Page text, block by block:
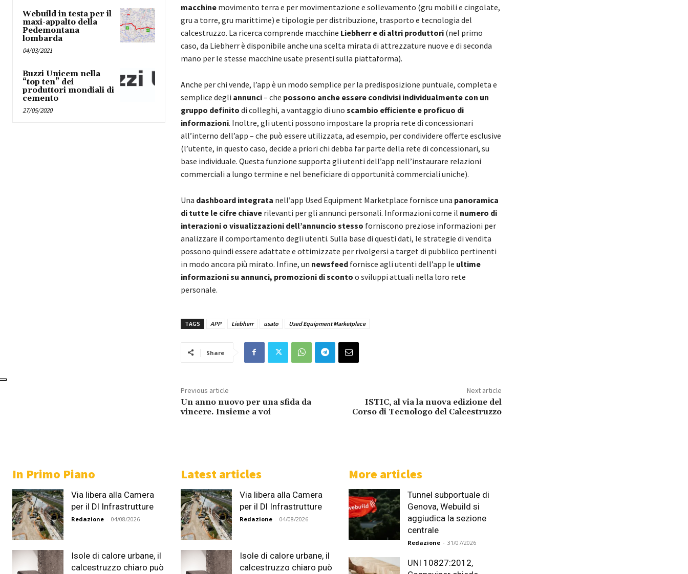
Webuild in testa per il
maxi-appalto della
Pedemontana
lombarda
04/03/2021
Buzzi Unicem nella
“top ten” dei
produttori mondiali di
cemento
27/05/2020
macchine movimento terra e per movimentazione e sollevamento (gru mobili e cingolate,
gru a torre, gru marittime) e tipologie per distribuzione, trasporto e tecnologia del
calcestruzzo. La ricerca comprende macchine Liebherr e di altri produttori(nel primo
caso, da Liebherr è disponibile anche una scelta mirata di attrezzature nuove e di seconda
mano per le stesse macchine usate presenti sulla piattaforma).
Anche per chi vende, l’app è un modo semplice per la predisposizione puntuale, completa e
semplice degli annunci– che possono anche essere condivisi individualmente con un
gruppo definito di colleghi, a vantaggio di uno scambio efficiente e proficuo di
informazioni. Inoltre, gli utenti possono impostare la propria rete di concessionari
all’interno dell’app – che può essere utilizzata, ad esempio, per condividere offerte esclusive
(l’utente, in questo caso, decide a priori chi debba far parte della rete di concessionari, su
base individuale. Questa funzione supporta gli utenti dell’app nell’instaurare relazioni
commerciali a lungo termine e nel beneficiare di opportunità commerciali uniche).
Una dashboard integrata nell’app Used Equipment Marketplace fornisce una panoramica
di tutte le cifre chiaverilevanti per gli annunci personali. Informazioni come il numero di
interazioni o visualizzazioni dell’annuncio stesso forniscono preziose informazioni per
analizzare il comportamento degli utenti. Sulla base di questi dati, le strategie di vendita
possono quindi essere adattate e ottimizzate per rivolgersi a target di pubblico pertinenti
in modo ancora più mirato. Infine, un newsfeedfornisce agli utenti dell’app le ultime
informazioni su annunci, promozioni di sconto o sviluppi attuali nella loro rete
personale.
TAGS APP Liebherr usato Used Equipment Marketplace
Share
Previous article
Un anno nuovo per una sfida da
vincere. Insieme a voi
Next article
ISTIC, al via la nuova edizione del
Corso di Tecnologo del Calcestruzzo
In Primo Piano
Via libera alla Camera
per il Dl Infrastrutture
Redazione - 04/08/2026
Isole di calore urbane, il
calcestruzzo chiaro può
Latest articles
Via libera alla Camera
per il Dl Infrastrutture
Redazione - 04/08/2026
Isole di calore urbane, il
calcestruzzo chiaro può
More articles
Tunnel subportuale di
Genova, Webuild si
aggiudica la sezione
centrale
Redazione - 31/07/2026
UNI 10827:2012,